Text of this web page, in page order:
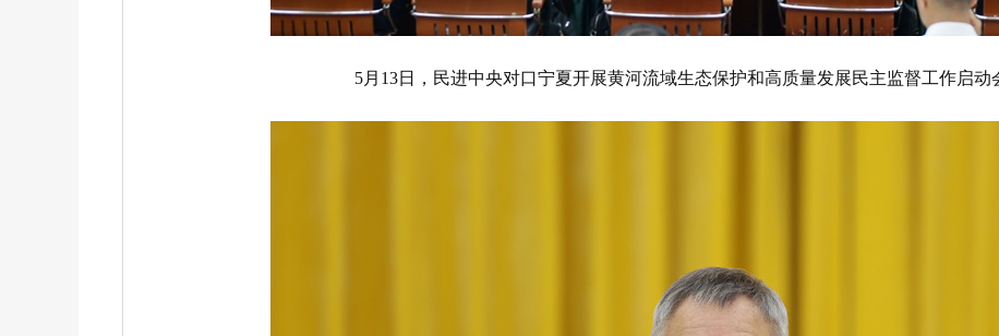
5月13日，民进中央对口宁夏开展黄河流域生态保护和高质量发展民主监督工作启动